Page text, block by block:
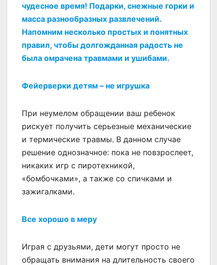
чудесное время! Подарки, снежные горки и
масса разнообразных развлечений.
Напомним несколько простых и понятных
правил, чтобы долгожданная радость не
была омрачена травмами и ушибами.
Фейерверки детям – не игрушка
При неумелом обращении ваш ребенок
рискует получить серьезные механические
и термические травмы. В данном случае
решение однозначное: пока не повзрослеет,
никаких игр с пиротехникой,
«бомбочками», а также со спичками и
зажигалками.
Все хорошо в меру
Играя с друзьями, дети могут просто не
обращать внимания на длительность своего